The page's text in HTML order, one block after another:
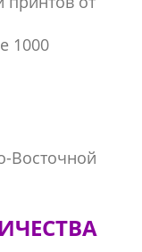
1000
Восточной